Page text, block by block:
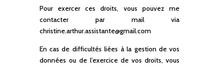
Pour exercer ces droits, vous pouvez me
contacter par mail via
christine.arthur.assistante@gmail.com
En cas de difficultés liées à la gestion de vos
données ou de l’exercice de vos droits, vous